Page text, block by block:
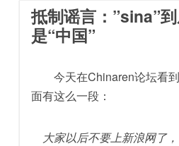
抵制谣言：”sina”
是“中国”
今天在Chinaren论坛看到
面有这么一段：
大家以后不要上新浪网了